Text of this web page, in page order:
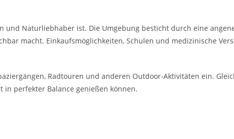
Naturliebhaber ist. Die Umgebung besticht durch eine
macht. Einkaufsmöglichkeiten, Schulen und medizinische
Radtouren und anderen Outdoor-Aktivitäten ein.
in perfekter Balance genießen können.